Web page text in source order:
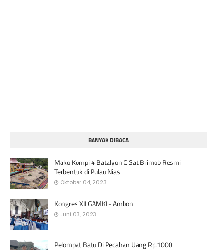
BANYAK DIBACA
Mako Kompi 4 Batalyon C Sat Brimob Resmi
Terbentuk di Pulau Nias
Oktober 04, 2023
Kongres XII GAMKI - Ambon
Juni 03, 2023
Pelompat Batu Di Pecahan Uang Rp.1000